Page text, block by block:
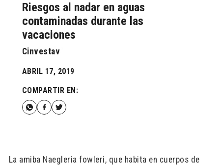
Riesgos al nadar en aguas
contaminadas durante las
vacaciones
Cinvestav
ABRIL 17, 2019
COMPARTIR EN:
La amiba Naegleria fowleri, que habita en cuerpos de